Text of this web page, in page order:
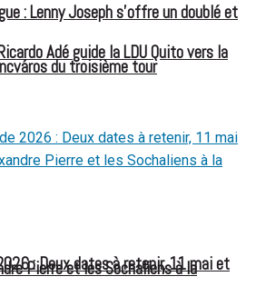
: Lenny Joseph s’offre un doublé et
du troisième tour
: Deux dates à retenir, 11 mai et
Adé guide la LDU Quito vers la
Pierre et les Sochaliens à la